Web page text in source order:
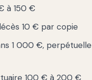
à 150 €
10 € par copie
1 000 €, perpétuelle
100 € à 200 €